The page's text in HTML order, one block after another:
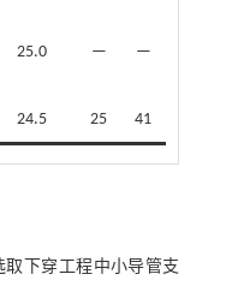
25.0 — —
24.5 25 41
下穿工程中小导管支